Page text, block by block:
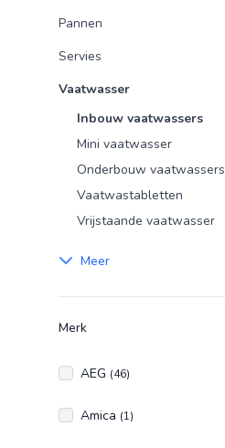
Pannen
Servies
Vaatwasser
Inbouw vaatwassers
Mini vaatwasser
Onderbouw vaatwassers
Vaatwastabletten
Vrijstaande vaatwasser
Meer
Merk
AEG (46)
Amica (1)